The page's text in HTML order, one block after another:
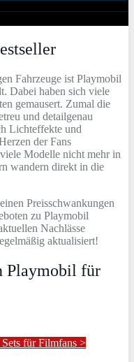
Fahrzeuge ist Playmobil
Dabei haben sich viele
gemausert. Zumal die
und detailgenau
Lichteffekte und
der Fans
Modelle nicht mehr in
wandern direkt in die
Preisschwankungen
zu Playmobil
Nachlässe
aktualisiert!
Playmobil für
für Filmfans >